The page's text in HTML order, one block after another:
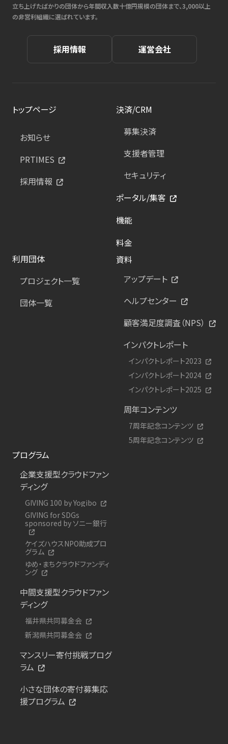
立ち上げたばかりの団体から年間収入数十億円規模の団体まで、3,000以上
の非営利組織に選ばれています。
採用情報 運営会社
トップページ
お知らせ
PRTIMES
採用情報
決済/CRM
募集決済
支援者管理
セキュリティ
ポータル/集客
機能
料金
利用団体
プロジェクト一覧
団体一覧
資料
アップデート
ヘルプセンター
顧客満足度調査（NPS）
インパクトレポート
インパクトレポート2023
インパクトレポート2024
インパクトレポート2025
周年コンテンツ
7周年記念コンテンツ
5周年記念コンテンツ
プログラム
企業支援型クラウドファン
ディング
GIVING 100 by Yogibo
GIVING for SDGs
sponsored by ソニー銀行
ケイズハウスNPO助成プロ
グラム
ゆめ・まちクラウドファンディ
ング
中間支援型クラウドファン
ディング
福井県共同募金会
新潟県共同募金会
マンスリー寄付挑戦プログ
ラム
小さな団体の寄付募集応
援プログラム